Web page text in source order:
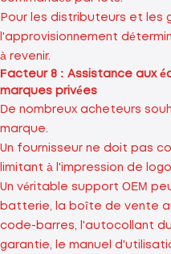
Pour les distributeurs et les
l'approvisionnement
à revenir.
Facteur 8 : Assistance aux
marques privées
De nombreux acheteurs
marque.
Un fournisseur ne doit pas
limitant à l'impression de
Un véritable support OEM
batterie, la boîte de vente
code-barres, l'autocollant
garantie, le manuel